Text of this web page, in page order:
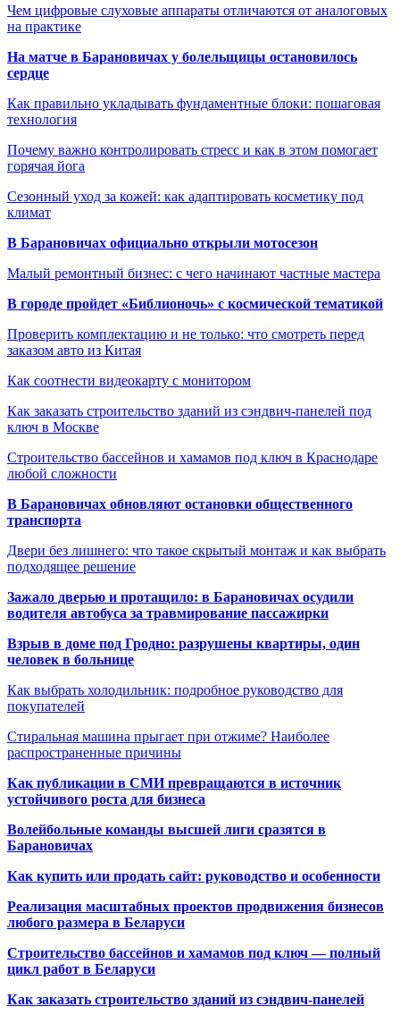
Чем цифровые слуховые аппараты отличаются от аналоговых
на практике
На матче в Барановичах у болельщицы остановилось
сердце
Как правильно укладывать фундаментные блоки: пошаговая
технология
Почему важно контролировать стресс и как в этом помогает
горячая йога
Сезонный уход за кожей: как адаптировать косметику под
климат
В Барановичах официально открыли мотосезон
Малый ремонтный бизнес: с чего начинают частные мастера
В городе пройдет «Библионочь» с космической тематикой
Проверить комплектацию и не только: что смотреть перед
заказом авто из Китая
Как соотнести видеокарту с монитором
Как заказать строительство зданий из сэндвич-панелей под
ключ в Москве
Строительство бассейнов и хамамов под ключ в Краснодаре
любой сложности
В Барановичах обновляют остановки общественного
транспорта
Двери без лишнего: что такое скрытый монтаж и как выбрать
подходящее решение
Зажало дверью и протащило: в Барановичах осудили
водителя автобуса за травмирование пассажирки
Взрыв в доме под Гродно: разрушены квартиры, один
человек в больнице
Как выбрать холодильник: подробное руководство для
покупателей
Стиральная машина прыгает при отжиме? Наиболее
распространенные причины
Как публикации в СМИ превращаются в источник
устойчивого роста для бизнеса
Волейбольные команды высшей лиги сразятся в
Барановичах
Как купить или продать сайт: руководство и особенности
Реализация масштабных проектов продвижения бизнесов
любого размера в Беларуси
Строительство бассейнов и хамамов под ключ — полный
цикл работ в Беларуси
Как заказать строительство зданий из сэндвич-панелей